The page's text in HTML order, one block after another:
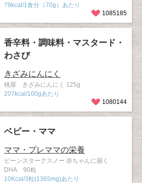
79kcal/1食分（70g）あたり
1085185
香辛料・調味料・マスタード・
わさび
きざみにんにく
桃屋 きざみにんにく 125g
207kcal/100gあたり
1080144
ベビー・ママ
ママ・プレママの栄養
ビーンスタークスノー 赤ちゃんに届く
DHA 90粒
10Kcal/3粒(1365mg)あたり